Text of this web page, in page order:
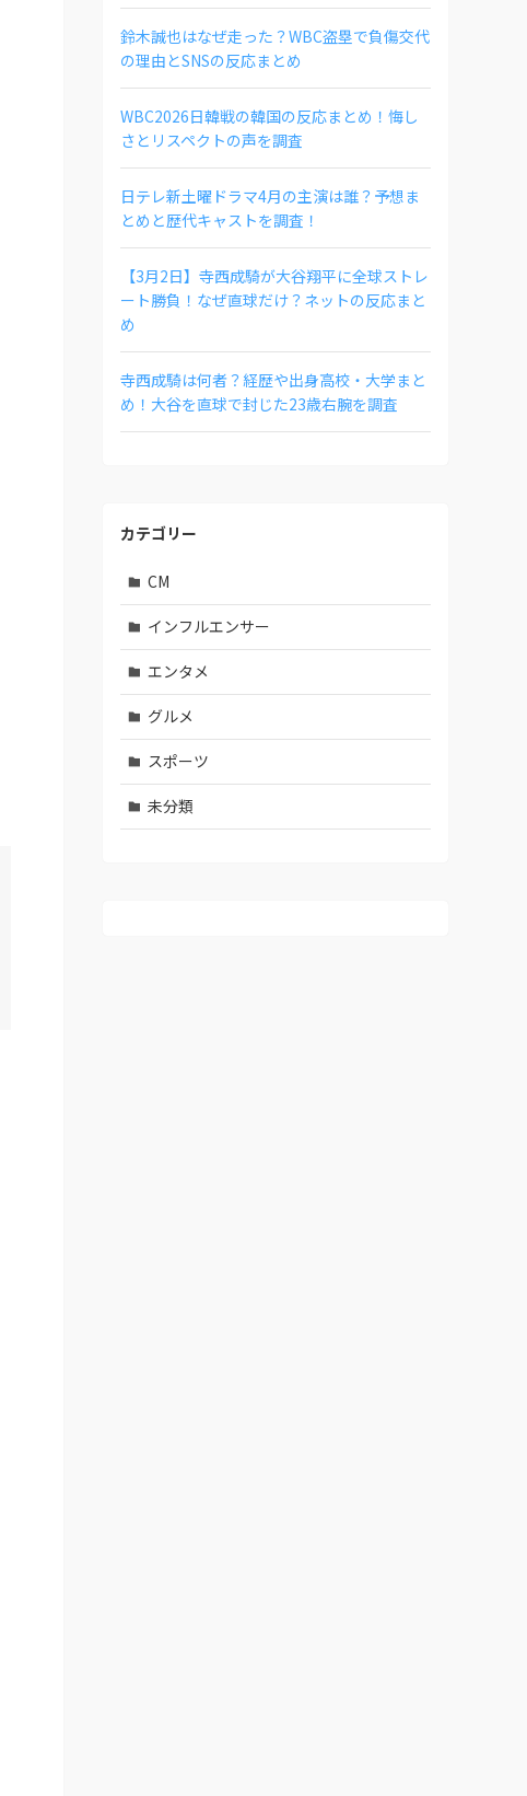
鈴木誠也はなぜ走った？WBC盗塁で負傷交代
の理由とSNSの反応まとめ
WBC2026日韓戦の韓国の反応まとめ！悔し
さとリスペクトの声を調査
日テレ新土曜ドラマ4月の主演は誰？予想ま
とめと歴代キャストを調査！
【3月2日】寺西成騎が大谷翔平に全球ストレ
ート勝負！なぜ直球だけ？ネットの反応まと
め
寺西成騎は何者？経歴や出身高校・大学まと
め！大谷を直球で封じた23歳右腕を調査
カテゴリー
CM
インフルエンサー
エンタメ
グルメ
スポーツ
未分類